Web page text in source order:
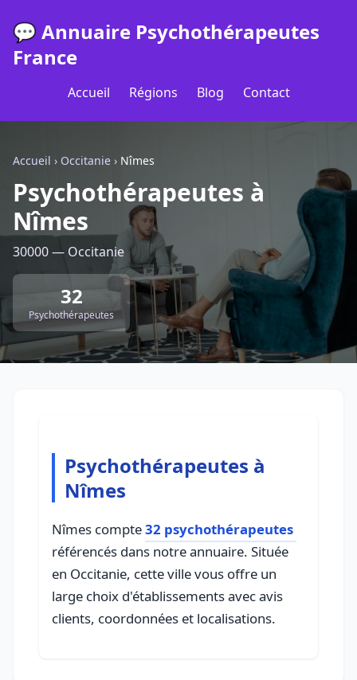
💬 Annuaire Psychothérapeutes
France
Accueil Régions Blog Contact
Accueil › Occitanie › Nîmes
Psychothérapeutes à
Nîmes
30000 — Occitanie
32
Psychothérapeutes
Psychothérapeutes à
Nîmes
Nîmes compte32 psychothérapeutes
référencés dans notre annuaire. Située
en Occitanie, cette ville vous offre un
large choix d'établissements avec avis
clients, coordonnées et localisations.